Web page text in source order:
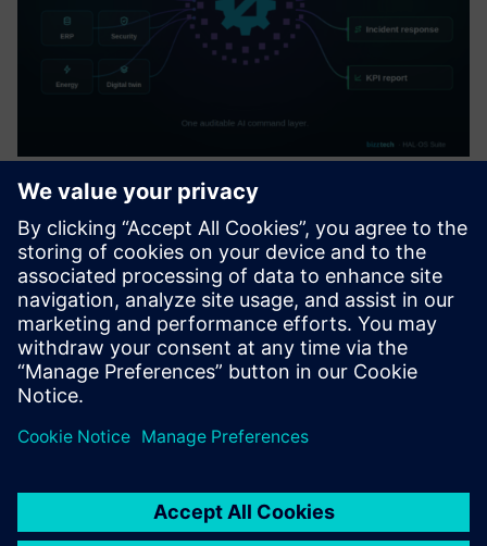
HALØ – Operational AI
Orchestrator
Pretvorite operativne podatke u koordiniranu akciju. HALØ
povezuje podatke uživo, tijekove rada, odobrenja i sustave
poduzeća u jedan AI naredbeni sloj koji se može revidirati.
Saznajte više